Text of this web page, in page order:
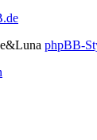
phpBB-